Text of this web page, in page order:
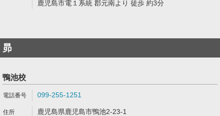
鹿児島市電１系統 郡元南より 徒歩 約3分
昴
鴨池校
099-255-1251
鹿児島県鹿児島市鴨池2-23-1